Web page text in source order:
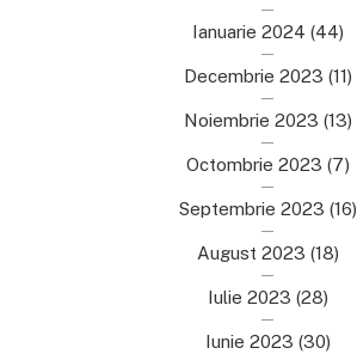
Ianuarie 2024 (44)
Decembrie 2023 (11)
Noiembrie 2023 (13)
Octombrie 2023 (7)
Septembrie 2023 (16)
August 2023 (18)
Iulie 2023 (28)
Iunie 2023 (30)